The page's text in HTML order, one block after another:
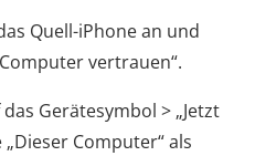
Quell-iPhone an und
vertrauen“.
Gerätesymbol > „Jetzt
Computer“ als